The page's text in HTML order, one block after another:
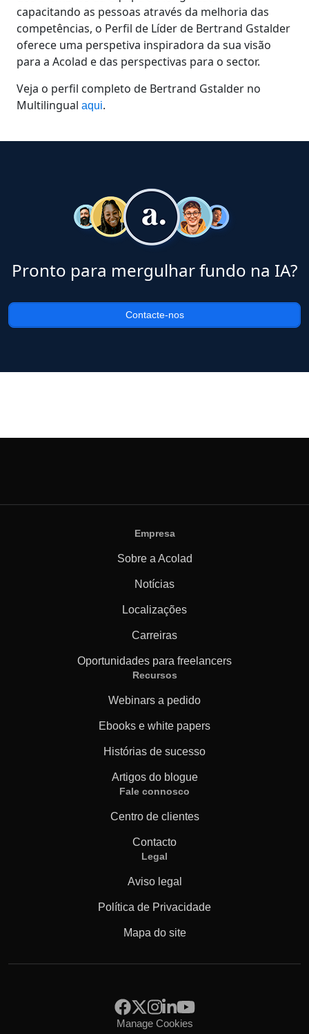
capacitando as pessoas através da melhoria das
competências, o Perfil de Líder de Bertrand Gstalder
oferece uma perspetiva inspiradora da sua visão
para a Acolad e das perspectivas para o sector.
Veja o perfil completo de Bertrand Gstalder no
Multilingual aqui.
Pronto para mergulhar fundo na IA?
Contacte-nos
Empresa
Sobre a Acolad
Notícias
Localizações
Carreiras
Oportunidades para freelancers
Recursos
Webinars a pedido
Ebooks e white papers
Histórias de sucesso
Artigos do blogue
Fale connosco
Centro de clientes
Contacto
Legal
Aviso legal
Política de Privacidade
Mapa do site
Manage Cookies